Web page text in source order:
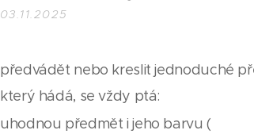
03.11.2025
předvádět nebo kreslit jednoduché
který hádá, se vždy ptá:
uhodnou předmět i jeho barvu (